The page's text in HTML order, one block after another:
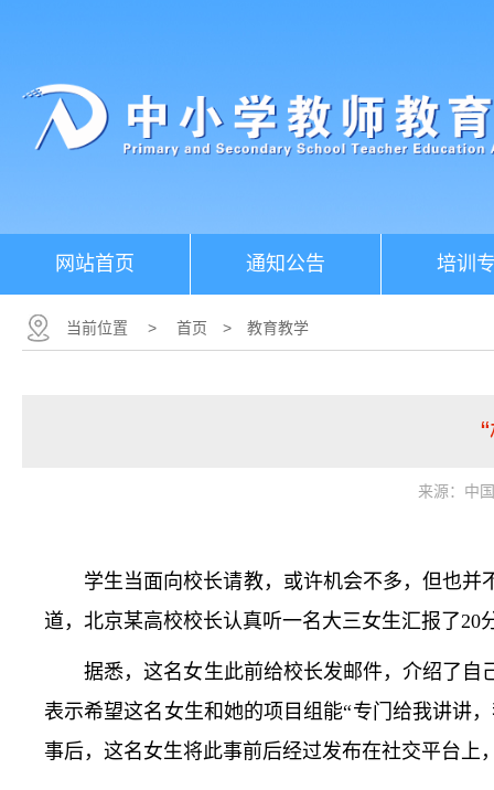
网站首页 通知公告 培训
当前位置 > 首页 > 教育教学
来源：中
学生当面向校长请教，或许机会不多，但也
道，北京某高校校长认真听一名大三女生汇报了
据悉，这名女生此前给校长发邮件，介绍了自
表示希望这名女生和她的项目组能“专门给我讲讲
事后，这名女生将此事前后经过发布在社交平台上